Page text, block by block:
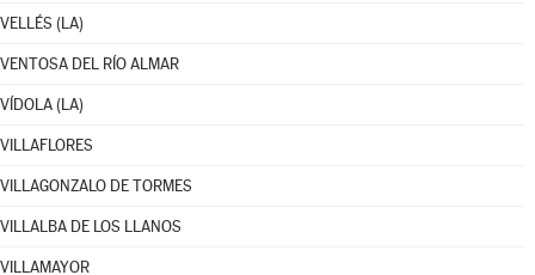
VELLÉS (LA)
VENTOSA DEL RÍO ALMAR
VÍDOLA (LA)
VILLAFLORES
VILLAGONZALO DE TORMES
VILLALBA DE LOS LLANOS
VILLAMAYOR